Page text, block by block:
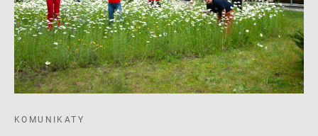
KOMUNIKATY